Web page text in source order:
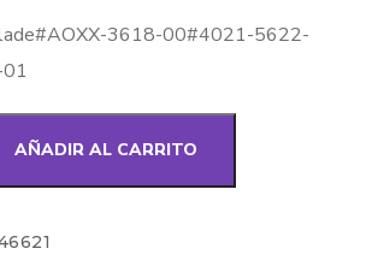
3618-00#4021-5622-
AÑADIR AL CARRITO